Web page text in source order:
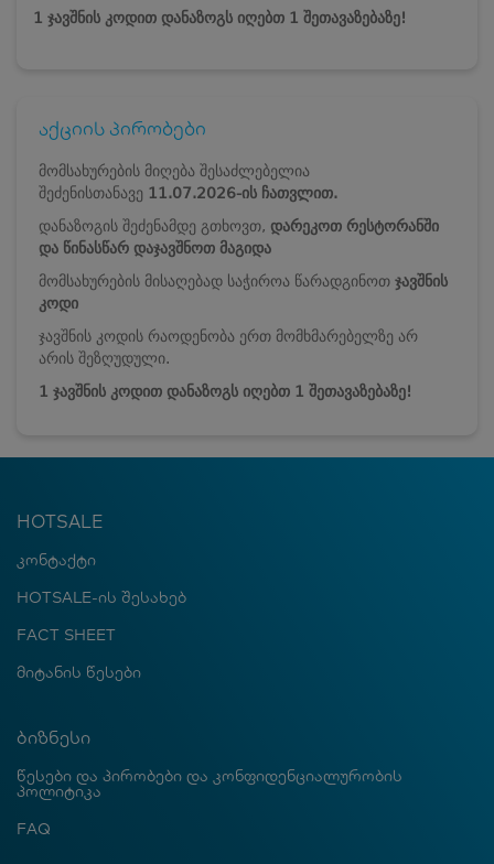
1 ჯავშნის კოდით დანაზოგს იღებთ 1 შეთავაზებაზე!
აქციის პირობები
მომსახურების მიღება შესაძლებელია
შეძენისთანავე 11.07.2026-ის ჩათვლით.
დანაზოგის შეძენამდე გთხოვთ, დარეკოთ რესტორანში
და წინასწარ დაჯავშნოთ მაგიდა
მომსახურების მისაღებად საჭიროა წარადგინოთ ჯავშნის
კოდი
ჯავშნის კოდის რაოდენობა ერთ მომხმარებელზე არ
არის შეზღუდული.
1 ჯავშნის კოდით დანაზოგს იღებთ 1 შეთავაზებაზე!
HOTSALE
კონტაქტი
HOTSALE-ის შესახებ
FACT SHEET
მიტანის წესები
ბიზნესი
წესები და პირობები და კონფიდენციალურობის
პოლიტიკა
FAQ